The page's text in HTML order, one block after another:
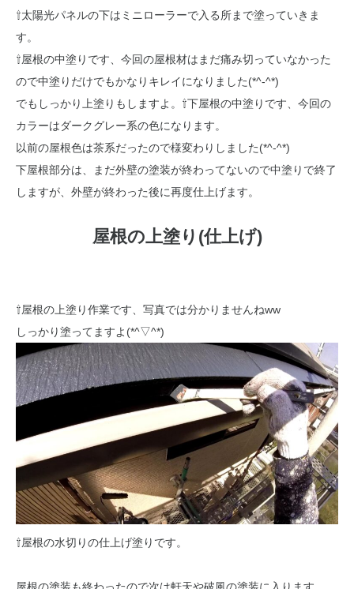
⇧太陽光パネルの下はミニローラーで入る所まで塗っていきま
す。
⇧屋根の中塗りです、今回の屋根材はまだ痛み切っていなかった
ので中塗りだけでもかなりキレイになりました(*^-^*)
でもしっかり上塗りもしますよ。 ⇧下屋根の中塗りです、今回の
カラーはダークグレー系の色になります。
以前の屋根色は茶系だったので様変わりしました(*^-^*)
下屋根部分は、まだ外壁の塗装が終わってないので中塗りで終了
しますが、外壁が終わった後に再度仕上げます。
屋根の上塗り(仕上げ)
⇧屋根の上塗り作業です、写真では分かりませんねww
しっかり塗ってますよ(*^▽^*)
⇧屋根の水切りの仕上げ塗りです。
屋根の塗装も終わったので次は軒天や破風の塗装に入ります。